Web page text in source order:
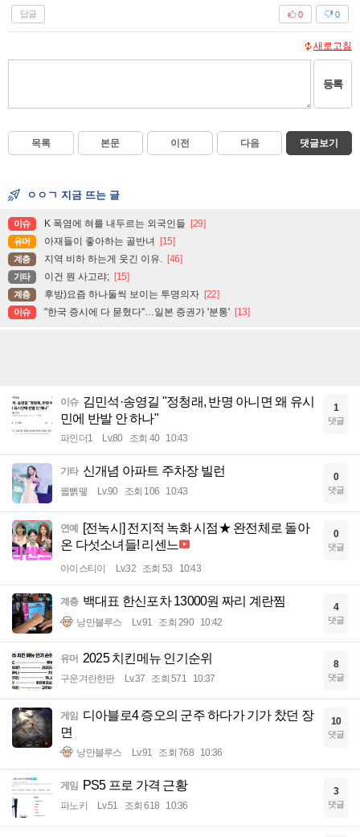
답글 0
0
새로고침
등록
목록 본문 이전 다음 댓글보기
ㅇㅇㄱ 지금 뜨는 글
이슈 K 폭염에 혀를 내두르는 외국인들 [29]
유머 아재들이 좋아하는 골반녀 [15]
계층 지역 비하 하는게 웃긴 이유. [46]
기타 이건 뭔 사고랴; [15]
계층 후방)요즘 하나둘씩 보이는 투명의자 [22]
이슈 "한국 증시에 다 묻혔다"…일본 증권가 '분통' [13]
이슈 김민석·송영길 "정청래, 반명 아니면 왜 유시
민에 반발 안 하나"
파인더1 Lv.80 조회 40 10:43
1
댓글
기타 신개념 아파트 주차장 빌런
꿻뻵뗗 Lv.90 조회 106 10:43
0
댓글
연예
[전녹시] 전지적 녹화 시점★ 완전체로 돌아
온 다섯소녀들! 리센느
아이스티이 Lv.32 조회 53 10:43
0
댓글
계층 백대표 한신포차 13000원 짜리 계란찜
낭만블루스 Lv.91 조회 290 10:42
4
댓글
유머 2025 치킨메뉴 인기순위
구운겨란한판 Lv.37 조회 571 10:37
8
댓글
게임
디아블로4 증오의 군주 하다가 기가 찼던 장
면
낭만블루스 Lv.91 조회 768 10:36
10
댓글
게임 PS5 프로 가격 근황
파노키 Lv.51 조회 618 10:36
3
댓글